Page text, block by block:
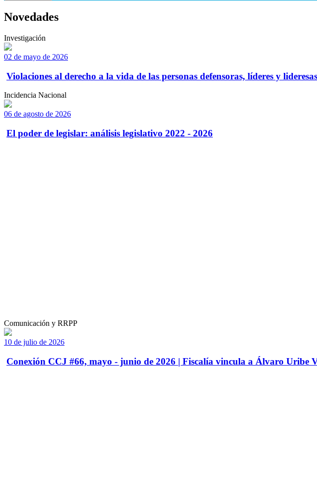
Novedades
Investigación
02 de mayo de 2026
Violaciones al derecho a la vida de las personas defensoras, líderes y
Incidencia Nacional
06 de agosto de 2026
El poder de legislar: análisis legislativo 2022 - 2026
Comunicación y RRPP
10 de julio de 2026
Conexión CCJ #66, mayo - junio de 2026 | Fiscalía vincula a Álvaro Uribe